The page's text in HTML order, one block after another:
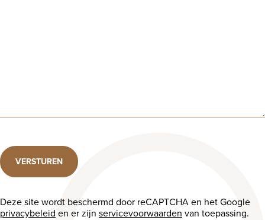
VERSTUREN
Deze site wordt beschermd door reCAPTCHA en het Google
privacybeleid en er zijn servicevoorwaarden van toepassing.